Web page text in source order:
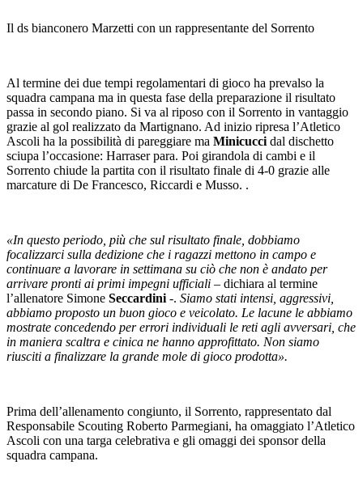
Il ds bianconero Marzetti con un rappresentante del Sorrento
Al termine dei due tempi regolamentari di gioco ha prevalso la
squadra campana ma in questa fase della preparazione il risultato
passa in secondo piano. Si va al riposo con il Sorrento in vantaggio
grazie al gol realizzato da Martignano. Ad inizio ripresa l’Atletico
Ascoli ha la possibilità di pareggiare ma Minicucci dal dischetto
sciupa l’occasione: Harraser para. Poi girandola di cambi e il
Sorrento chiude la partita con il risultato finale di 4-0 grazie alle
marcature di De Francesco, Riccardi e Musso. .
«In questo periodo, più che sul risultato finale, dobbiamo
focalizzarci sulla dedizione che i ragazzi mettono in campo e
continuare a lavorare in settimana su ciò che non è andato per
arrivare pronti ai primi impegni ufficiali – dichiara al termine
l’allenatore Simone Seccardini -. Siamo stati intensi, aggressivi,
abbiamo proposto un buon gioco e veicolato. Le lacune le abbiamo
mostrate concedendo per errori individuali le reti agli avversari, che
in maniera scaltra e cinica ne hanno approfittato. Non siamo
riusciti a finalizzare la grande mole di gioco prodotta».
Prima dell’allenamento congiunto, il Sorrento, rappresentato dal
Responsabile Scouting Roberto Parmegiani, ha omaggiato l’Atletico
Ascoli con una targa celebrativa e gli omaggi dei sponsor della
squadra campana.